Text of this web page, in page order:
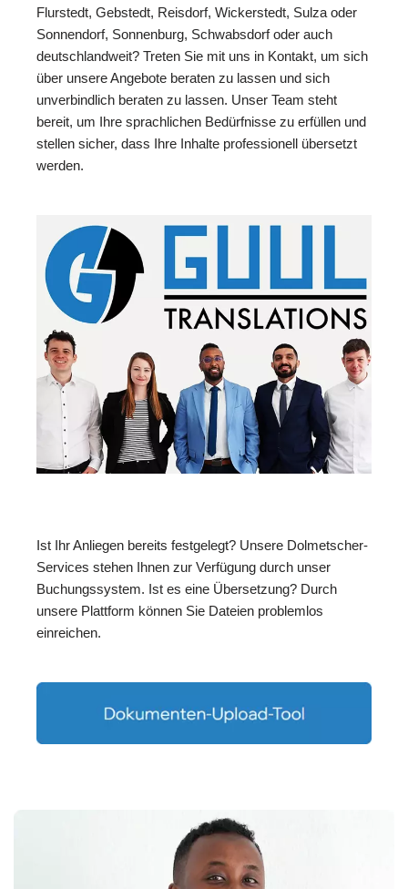
Flurstedt, Gebstedt, Reisdorf, Wickerstedt, Sulza oder
Sonnendorf, Sonnenburg, Schwabsdorf oder auch
deutschlandweit? Treten Sie mit uns in Kontakt, um sich
über unsere Angebote beraten zu lassen und sich
unverbindlich beraten zu lassen. Unser Team steht
bereit, um Ihre sprachlichen Bedürfnisse zu erfüllen und
stellen sicher, dass Ihre Inhalte professionell übersetzt
werden.
Ist Ihr Anliegen bereits festgelegt? Unsere Dolmetscher-
Services stehen Ihnen zur Verfügung durch unser
Buchungssystem. Ist es eine Übersetzung? Durch
unsere Plattform können Sie Dateien problemlos
einreichen.